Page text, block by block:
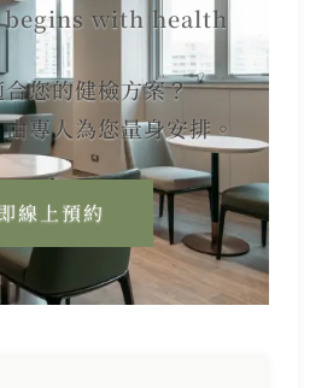
with health
您的健檢方案？
專人為您量身安排。
線上預約